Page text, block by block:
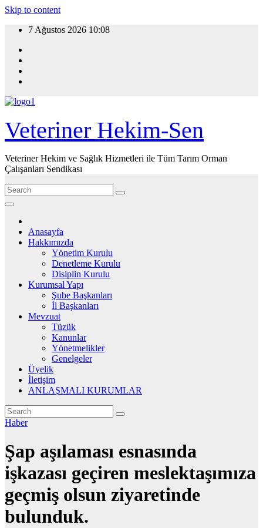
Skip to content
7 Ağustos 2026 10:08
Veteriner Hekim-Sen
Veteriner Hekim ve Sağlık Hizmetleri ile Tüm Tarım Orman
Çalışanları Sendikası
Anasayfa
Hakkımızda
Yönetim Kurulu
Denetleme Kurulu
Disiplin Kurulu
Kurumsal Yapı
Şube Başkanları
İl Başkanları
Mevzuat
Tüzük
Kanunlar
Yönetmelikler
Genelgeler
Üyelik
İletişim
ANLAŞMALI KURUMLAR
Haber
Şap aşılaması esnasında
işkazası geçiren meslektaşımıza
geçmiş olsun ziyaretinde
bulunduk.